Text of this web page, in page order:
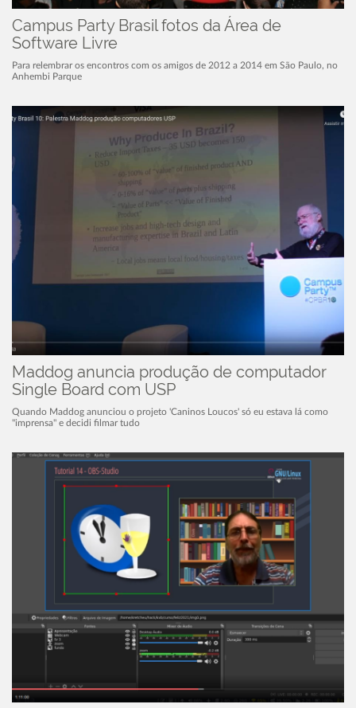
Campus Party Brasil fotos da Área de
Software Livre
Para relembrar os encontros com os amigos de 2012 a 2014 em São Paulo, no
Anhembi Parque
Maddog anuncia produção de computador
Single Board com USP
Quando Maddog anunciou o projeto 'Caninos Loucos' só eu estava lá como
"imprensa" e decidi filmar tudo